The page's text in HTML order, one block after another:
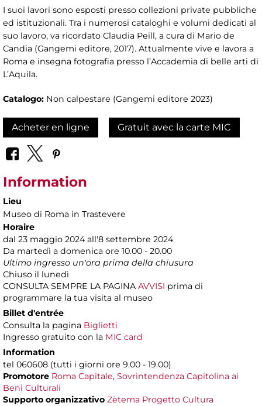
I suoi lavori sono esposti presso collezioni private pubbliche
ed istituzionali. Tra i numerosi cataloghi e volumi dedicati al
suo lavoro, va ricordato Claudia Peill, a cura di Mario de
Candia (Gangemi editore, 2017). Attualmente vive e lavora a
Roma e insegna fotografia presso l’Accademia di belle arti di
L’Aquila.
Catalogo: Non calpestare (Gangemi editore 2023)
Acheter en ligne Gratuit avec la carte MIC
Information
Lieu
Museo di Roma in Trastevere
Horaire
dal 23 maggio 2024 all'8 settembre 2024
Da martedì a domenica ore 10.00 - 20.00
Ultimo ingresso un'ora prima della chiusura
Chiuso il lunedì
CONSULTA SEMPRE LA PAGINA AVVISI prima di
programmare la tua visita al museo
Billet d'entrée
Consulta la pagina Biglietti
Ingresso gratuito con la MIC card
Information
tel 060608 (tutti i giorni ore 9.00 - 19.00)
Promotore Roma Capitale, Sovrintendenza Capitolina ai
Beni Culturali
Supporto organizzativo Zètema Progetto Cultura